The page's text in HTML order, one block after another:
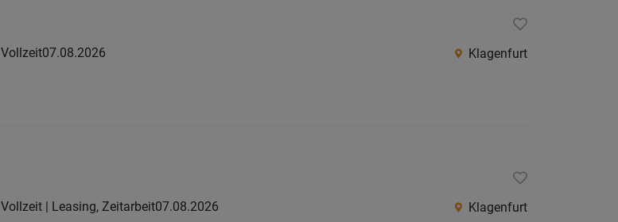
Vollzeit07.08.2026 Klagenfurt
Vollzeit | Leasing, Zeitarbeit07.08.2026 Klagenfurt